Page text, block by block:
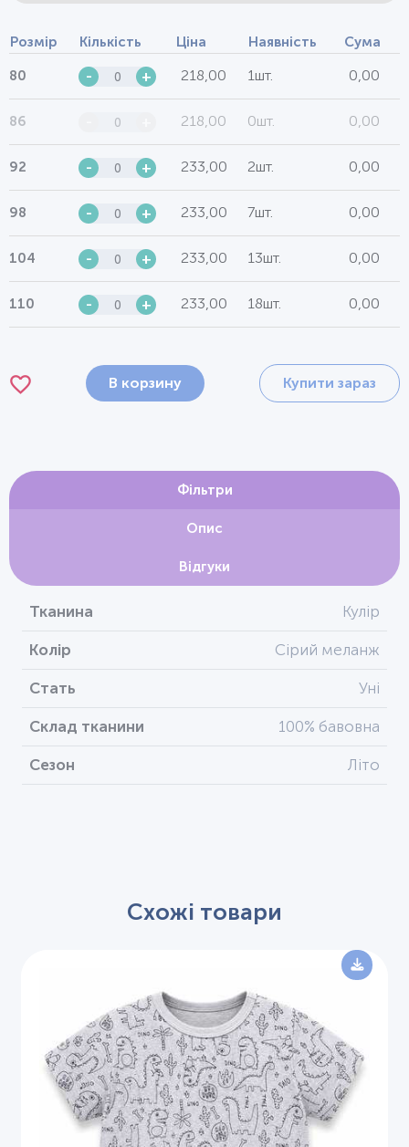
Розмір Кількість Ціна Наявність Сума
80 - + 218,00 1шт. 0,00
86 218,00 0шт. 0,00
92 - + 233,00 2шт. 0,00
98 - + 233,00 7шт. 0,00
104 - + 233,00 13шт. 0,00
110 - + 233,00 18шт. 0,00
В корзину Купити зараз
Фільтри
Опис
Відгуки
Тканина Кулір
Колір Сірий меланж
Стать Уні
Склад тканини 100% бавовна
Сезон Літо
Схожі товари